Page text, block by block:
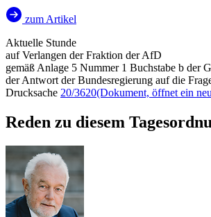
zum Artikel
Aktuelle Stunde
auf Verlangen der Fraktion der AfD
gemäß Anlage 5 Nummer 1 Buchstabe b der
der Antwort der Bundesregierung auf die
Drucksache 20/3620(Dokument, öffnet ein
Reden zu diesem